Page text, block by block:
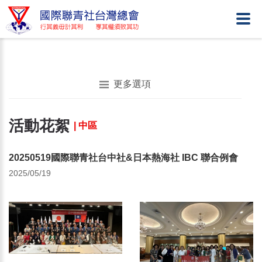
更多選項
活動花絮 | 中區
20250519國際聯青社台中社&日本熱海社 IBC 聯合例會
2025/05/19